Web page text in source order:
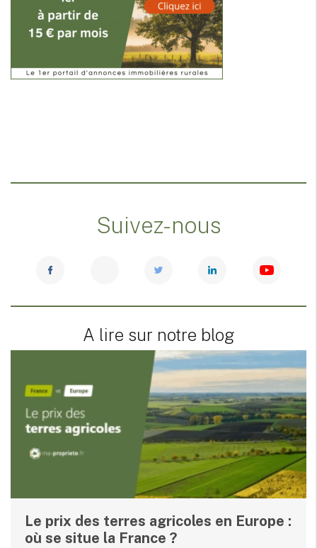
Suivez-nous
A lire sur notre blog
Le prix des terres agricoles en Europe :
où se situe la France ?